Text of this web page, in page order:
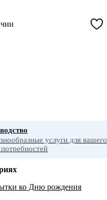
услуги для вашего
ко Дню рождения